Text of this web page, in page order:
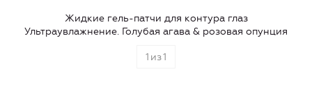
Жидкие гель-патчи для контура глаз
Ультраувлажнение. Голубая агава & розовая опунция
1 из1